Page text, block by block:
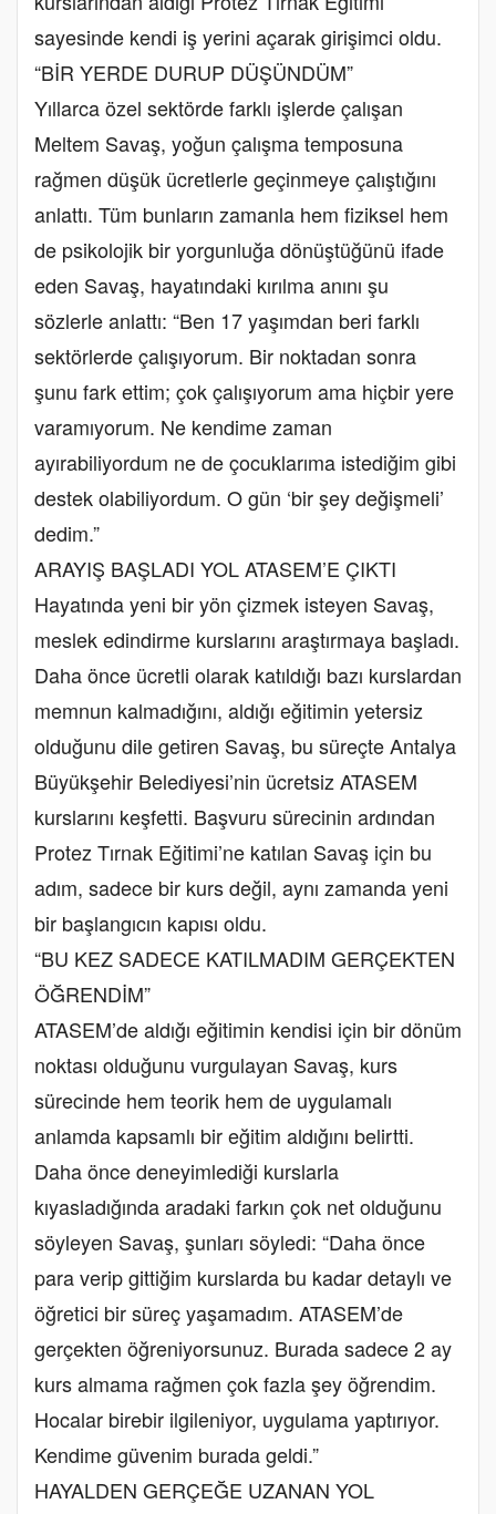
sayesinde kendi iş yerini açarak girişimci oldu.
“BİR YERDE DURUP DÜŞÜNDÜM”
Yıllarca özel sektörde farklı işlerde çalışan
Meltem Savaş, yoğun çalışma temposuna
rağmen düşük ücretlerle geçinmeye çalıştığını
anlattı. Tüm bunların zamanla hem fiziksel hem
de psikolojik bir yorgunluğa dönüştüğünü ifade
eden Savaş, hayatındaki kırılma anını şu
sözlerle anlattı: “Ben 17 yaşımdan beri farklı
sektörlerde çalışıyorum. Bir noktadan sonra
şunu fark ettim; çok çalışıyorum ama hiçbir yere
varamıyorum. Ne kendime zaman
ayırabiliyordum ne de çocuklarıma istediğim gibi
destek olabiliyordum. O gün ‘bir şey değişmeli’
dedim.”
ARAYIŞ BAŞLADI YOL ATASEM’E ÇIKTI
Hayatında yeni bir yön çizmek isteyen Savaş,
meslek edindirme kurslarını araştırmaya başladı.
Daha önce ücretli olarak katıldığı bazı kurslardan
memnun kalmadığını, aldığı eğitimin yetersiz
olduğunu dile getiren Savaş, bu süreçte Antalya
Büyükşehir Belediyesi’nin ücretsiz ATASEM
kurslarını keşfetti. Başvuru sürecinin ardından
Protez Tırnak Eğitimi’ne katılan Savaş için bu
adım, sadece bir kurs değil, aynı zamanda yeni
bir başlangıcın kapısı oldu.
“BU KEZ SADECE KATILMADIM GERÇEKTEN
ÖĞRENDİM”
ATASEM’de aldığı eğitimin kendisi için bir dönüm
noktası olduğunu vurgulayan Savaş, kurs
sürecinde hem teorik hem de uygulamalı
anlamda kapsamlı bir eğitim aldığını belirtti.
Daha önce deneyimlediği kurslarla
kıyasladığında aradaki farkın çok net olduğunu
söyleyen Savaş, şunları söyledi: “Daha önce
para verip gittiğim kurslarda bu kadar detaylı ve
öğretici bir süreç yaşamadım. ATASEM’de
gerçekten öğreniyorsunuz. Burada sadece 2 ay
kurs almama rağmen çok fazla şey öğrendim.
Hocalar birebir ilgileniyor, uygulama yaptırıyor.
Kendime güvenim burada geldi.”
HAYALDEN GERÇEĞE UZANAN YOL